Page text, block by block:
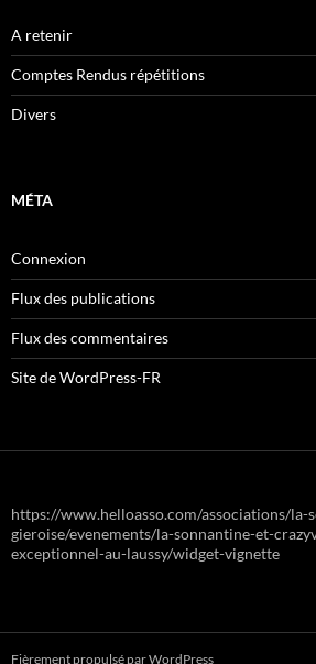
A retenir
Comptes Rendus répétitions
Divers
MÉTA
Connexion
Flux des publications
Flux des commentaires
Site de WordPress-FR
https://www.helloasso.com/associations/la-
gieroise/evenements/la-sonnantine-et-
exceptionnel-au-laussy/widget-vignette
Fièrement propulsé par WordPress